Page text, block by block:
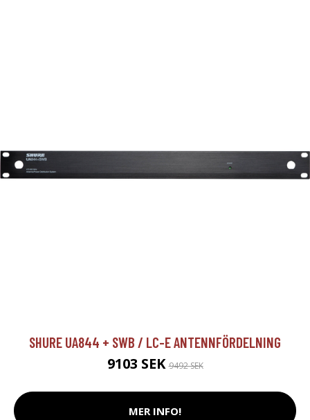
SHURE UA844 + SWB / LC-E ANTENNFÖRDELNING
9103 SEK9492 SEK
MER INFO!